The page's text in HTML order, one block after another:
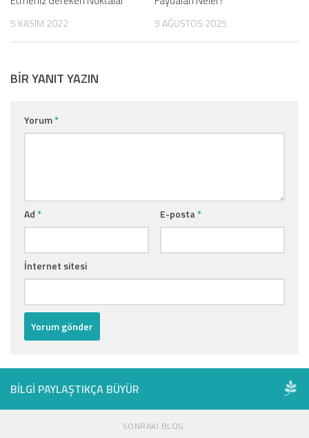
5 KASIM 2022 9 AĞUSTOS 2025
BIR YANIT YAZIN
Yorum*
Ad* E-posta*
İnternet sitesi
BILGI PAYLAŞTIKÇA BÜYÜR
SONRAKI BLOG